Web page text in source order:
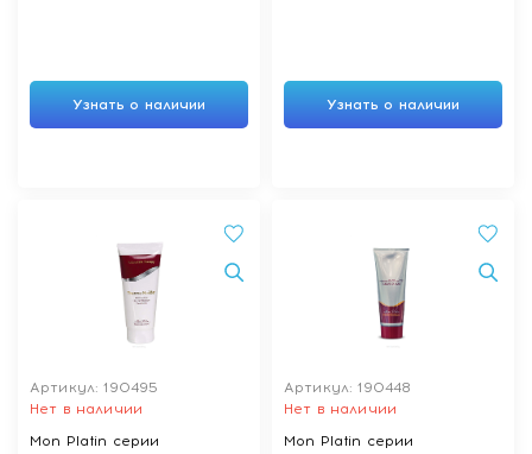
Узнать о наличии Узнать о наличии
Артикул: 190495
Нет в наличии
Mon Platin серии
Артикул: 190448
Нет в наличии
Mon Platin серии